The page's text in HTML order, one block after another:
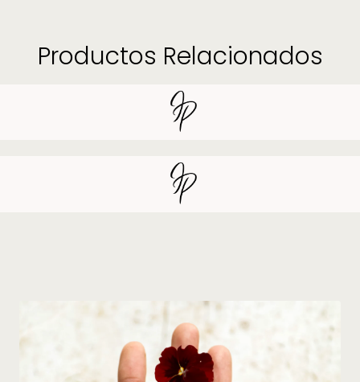
Productos Relacionados